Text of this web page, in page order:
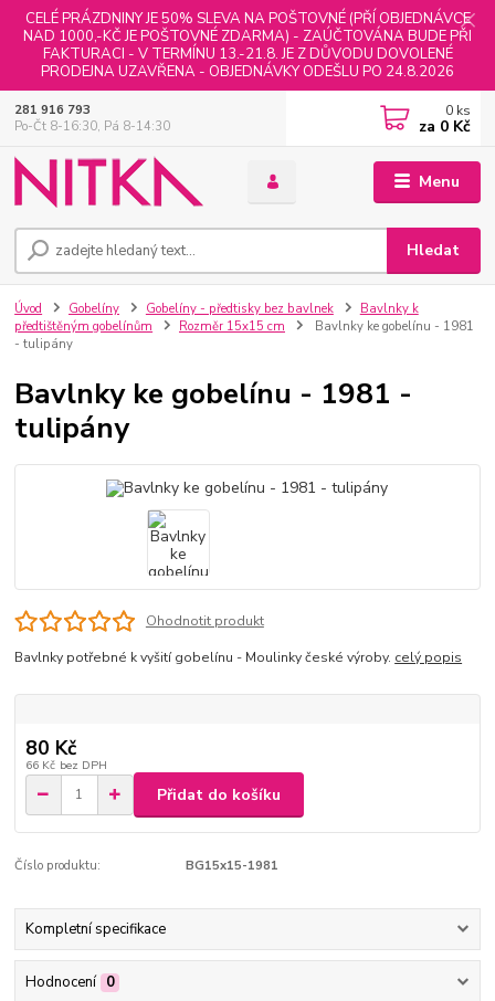
CELÉ PRÁZDNINY JE 50% SLEVA NA POŠTOVNÉ (PŘÍ OBJEDNÁVCE
NAD 1000,-KČ JE POŠTOVNÉ ZDARMA) - ZAÚČTOVÁNA BUDE PŘI
FAKTURACI - V TERMÍNU 13.-21.8. JE Z DŮVODU DOVOLENÉ
PRODEJNA UZAVŘENA - OBJEDNÁVKY ODEŠLU PO 24.8.2026
Menu
Hledat
281 916 793
Po-Čt 8-16:30, Pá 8-14:30
0 ks
za 0 Kč
Úvod Gobelíny Gobelíny - předtisky bez bavlnek
Bavlnky k
předtištěným gobelínům
Rozměr 15x15 cm
Bavlnky ke gobelínu - 1981
- tulipány
Bavlnky ke gobelínu - 1981 -
tulipány
Ohodnotit produkt
Bavlnky potřebné k vyšití gobelínu - Moulinky české výroby. celý popis
80 Kč
66 Kč bez DPH
Přidat do košíku
Číslo produktu: BG15x15-1981
Kompletní specifikace
Hodnocení 0